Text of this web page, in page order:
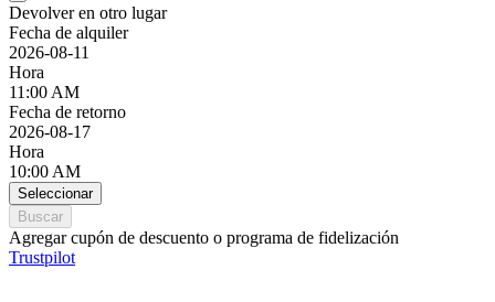
Devolver en otro lugar
Fecha de alquiler
2026-08-11
Hora
11:00 AM
Fecha de retorno
2026-08-17
Hora
10:00 AM
Seleccionar
Buscar
Agregar cupón de descuento o programa de fidelización
Trustpilot